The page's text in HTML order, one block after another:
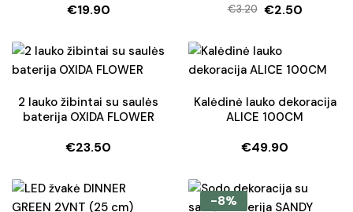
€19.90 €3.20
Original
was:
€3.20.
€2.50
Current
is:
€2.50.
2 lauko žibintai su saulės
baterija OXIDA FLOWER
€23.50
Kalėdinė lauko dekoracija
ALICE 100CM
€49.90
-8%